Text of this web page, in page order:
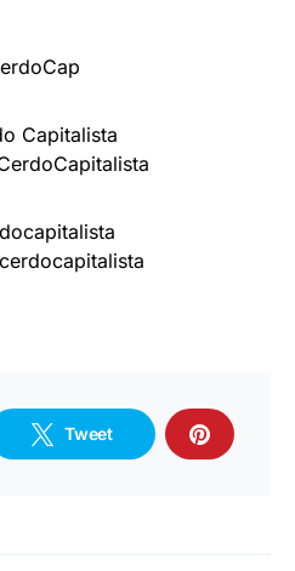
Capitalista
Tweet